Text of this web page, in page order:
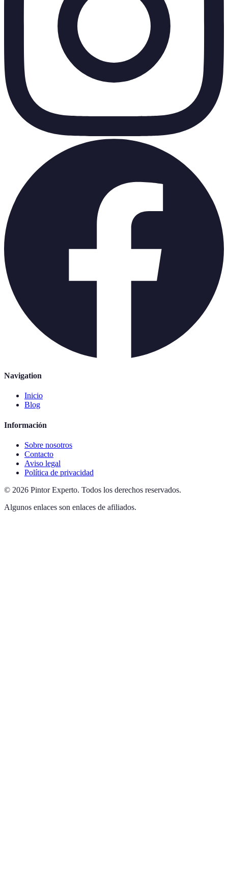
Navigation
Inicio
Blog
Información
Sobre nosotros
Contacto
Aviso legal
Política de privacidad
© 2026 Pintor Experto. Todos los derechos reservados.
Algunos enlaces son enlaces de afiliados.